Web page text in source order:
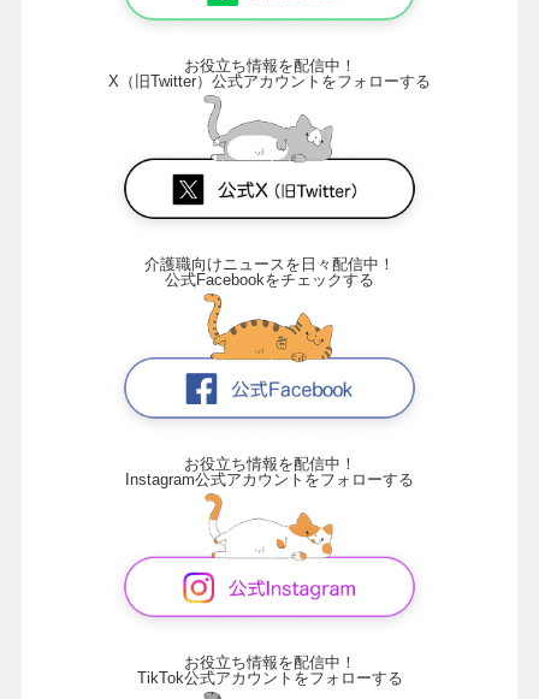
お役立ち情報を配信中！
X（旧Twitter）公式アカウントをフォローする
介護職向けニュースを日々配信中！
公式Facebookをチェックする
お役立ち情報を配信中！
Instagram公式アカウントをフォローする
お役立ち情報を配信中！
TikTok公式アカウントをフォローする